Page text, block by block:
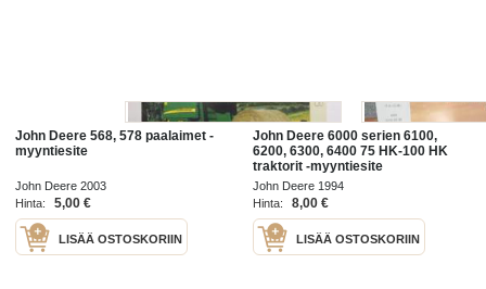
John Deere 568, 578 paalaimet -
myyntiesite
John Deere 2003
Hinta:
5,00 €
LISÄÄ OSTOSKORIIN
John Deere 6000 serien 6100,
6200, 6300, 6400 75 HK-100 HK
traktorit -myyntiesite
John Deere 1994
Hinta:
8,00 €
LISÄÄ OSTOSKORIIN